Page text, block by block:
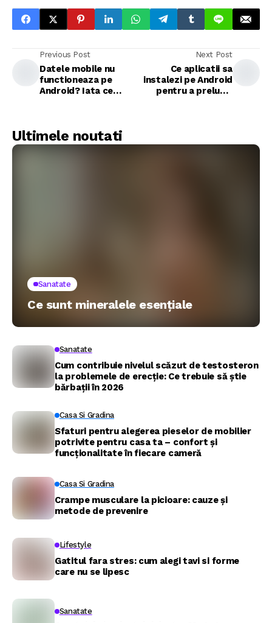
Previous Post
Datele mobile nu
functioneaza pe
Android? Iata ce
Next Post
Ce aplicatii sa
instalezi pe Android
pentru a prelungi
Ultimele noutati
Sanatate
Ce sunt mineralele esențiale
Sanatate
Cum contribuie nivelul scăzut de testosteron
la problemele de erecție: Ce trebuie să știe
bărbații în 2026
Casa Si Gradina
Sfaturi pentru alegerea pieselor de mobilier
potrivite pentru casa ta – confort și
funcționalitate în fiecare cameră
Casa Si Gradina
Crampe musculare la picioare: cauze și
metode de prevenire
Lifestyle
Gatitul fara stres: cum alegi tavi si forme
care nu se lipesc
Sanatate